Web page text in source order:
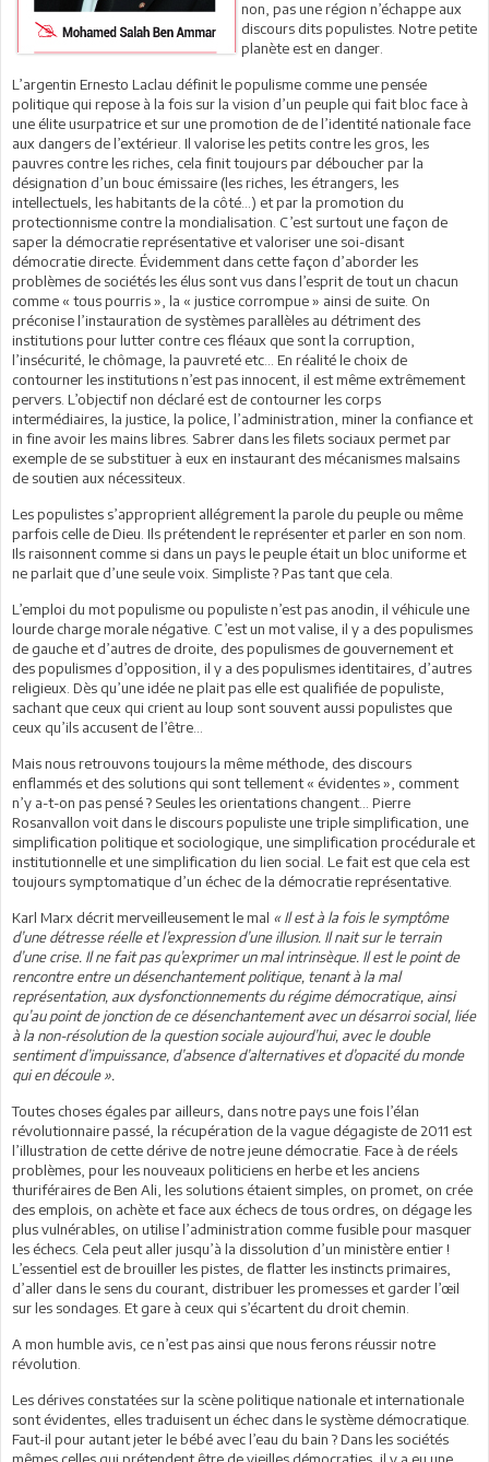
non, pas une région n’échappe aux
discours dits populistes. Notre petite
planète est en danger.
L’argentin Ernesto Laclau définit le populisme comme une pensée
politique qui repose à la fois sur la vision d’un peuple qui fait bloc face à
une élite usurpatrice et sur une promotion de de l’identité nationale face
aux dangers de l’extérieur. Il valorise les petits contre les gros, les
pauvres contre les riches, cela finit toujours par déboucher par la
désignation d’un bouc émissaire (les riches, les étrangers, les
intellectuels, les habitants de la côté…) et par la promotion du
protectionnisme contre la mondialisation. C’est surtout une façon de
saper la démocratie représentative et valoriser une soi-disant
démocratie directe. Évidemment dans cette façon d’aborder les
problèmes de sociétés les élus sont vus dans l’esprit de tout un chacun
comme « tous pourris », la « justice corrompue » ainsi de suite. On
préconise l’instauration de systèmes parallèles au détriment des
institutions pour lutter contre ces fléaux que sont la corruption,
l’insécurité, le chômage, la pauvreté etc... En réalité le choix de
contourner les institutions n’est pas innocent, il est même extrêmement
pervers. L’objectif non déclaré est de contourner les corps
intermédiaires, la justice, la police, l’administration, miner la confiance et
in fine avoir les mains libres. Sabrer dans les filets sociaux permet par
exemple de se substituer à eux en instaurant des mécanismes malsains
de soutien aux nécessiteux.
Les populistes s’approprient allégrement la parole du peuple ou même
parfois celle de Dieu. Ils prétendent le représenter et parler en son nom.
Ils raisonnent comme si dans un pays le peuple était un bloc uniforme et
ne parlait que d’une seule voix. Simpliste ? Pas tant que cela.
L’emploi du mot populisme ou populiste n’est pas anodin, il véhicule une
lourde charge morale négative. C’est un mot valise, il y a des populismes
de gauche et d’autres de droite, des populismes de gouvernement et
des populismes d’opposition, il y a des populismes identitaires, d’autres
religieux. Dès qu’une idée ne plait pas elle est qualifiée de populiste,
sachant que ceux qui crient au loup sont souvent aussi populistes que
ceux qu’ils accusent de l’être…
Mais nous retrouvons toujours la même méthode, des discours
enflammés et des solutions qui sont tellement « évidentes », comment
n’y a-t-on pas pensé ? Seules les orientations changent... Pierre
Rosanvallon voit dans le discours populiste une triple simplification, une
simplification politique et sociologique, une simplification procédurale et
institutionnelle et une simplification du lien social. Le fait est que cela est
toujours symptomatique d’un échec de la démocratie représentative.
Karl Marx décrit merveilleusement le mal « Il est à la fois le symptôme
d’une détresse réelle et l’expression d’une illusion. Il nait sur le terrain
d’une crise. Il ne fait pas qu’exprimer un mal intrinsèque. Il est le point de
rencontre entre un désenchantement politique, tenant à la mal
représentation, aux dysfonctionnements du régime démocratique, ainsi
qu’au point de jonction de ce désenchantement avec un désarroi social, liée
à la non-résolution de la question sociale aujourd’hui, avec le double
sentiment d’impuissance, d’absence d’alternatives et d’opacité du monde
qui en découle ».
Toutes choses égales par ailleurs, dans notre pays une fois l’élan
révolutionnaire passé, la récupération de la vague dégagiste de 2011 est
l’illustration de cette dérive de notre jeune démocratie. Face à de réels
problèmes, pour les nouveaux politiciens en herbe et les anciens
thuriféraires de Ben Ali, les solutions étaient simples, on promet, on crée
des emplois, on achète et face aux échecs de tous ordres, on dégage les
plus vulnérables, on utilise l’administration comme fusible pour masquer
les échecs. Cela peut aller jusqu’à la dissolution d’un ministère entier !
L’essentiel est de brouiller les pistes, de flatter les instincts primaires,
d’aller dans le sens du courant, distribuer les promesses et garder l’œil
sur les sondages. Et gare à ceux qui s’écartent du droit chemin.
A mon humble avis, ce n’est pas ainsi que nous ferons réussir notre
révolution.
Les dérives constatées sur la scène politique nationale et internationale
sont évidentes, elles traduisent un échec dans le système démocratique.
Faut-il pour autant jeter le bébé avec l’eau du bain ? Dans les sociétés